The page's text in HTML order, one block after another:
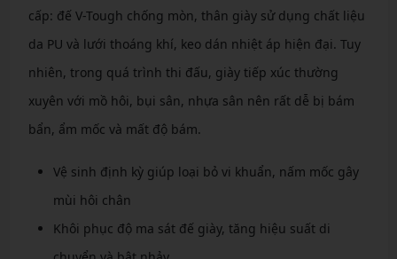
cấp: đế V-Tough chống mòn, thân giày sử dụng chất liệu
da PU và lưới thoáng khí, keo dán nhiệt áp hiện đại. Tuy
nhiên, trong quá trình thi đấu, giày tiếp xúc thường
xuyên với mồ hôi, bụi sân, nhựa sân nên rất dễ bị bám
bẩn, ẩm mốc và mất độ bám.
Vệ sinh định kỳ giúp loại bỏ vi khuẩn, nấm mốc gây
mùi hôi chân
Khôi phục độ ma sát đế giày, tăng hiệu suất di